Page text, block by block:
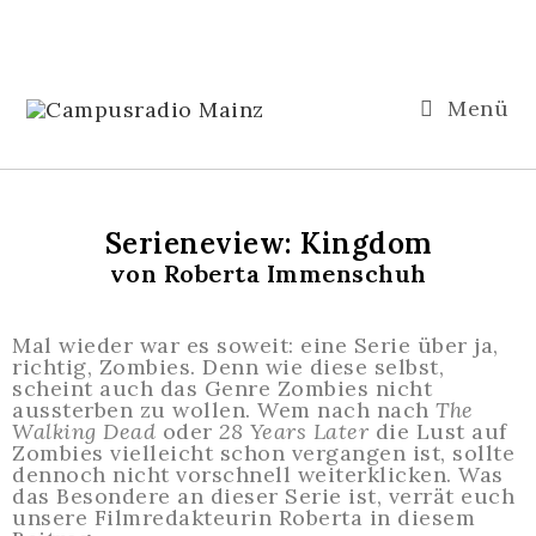
Menü
Serieneview: Kingdom
von Roberta Immenschuh
Mal wieder war es soweit: eine Serie über ja,
richtig, Zombies. Denn wie diese selbst,
scheint auch das Genre Zombies nicht
aussterben zu wollen. Wem nach nach The
Walking Dead oder 28 Years Later die Lust auf
Zombies vielleicht schon vergangen ist, sollte
dennoch nicht vorschnell weiterklicken. Was
das Besondere an dieser Serie ist, verrät euch
unsere Filmredakteurin Roberta in diesem